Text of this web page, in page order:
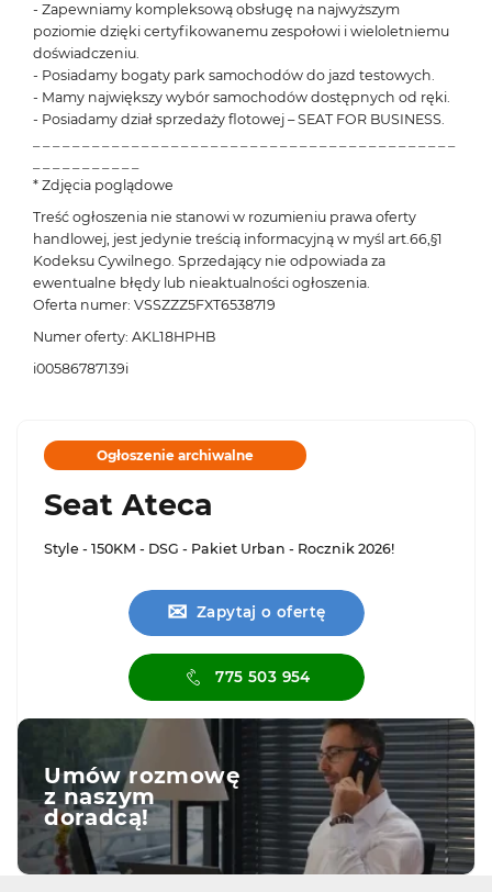
- Zapewniamy kompleksową obsługę na najwyższym
poziomie dzięki certyfikowanemu zespołowi i wieloletniemu
doświadczeniu.
- Posiadamy bogaty park samochodów do jazd testowych.
- Mamy największy wybór samochodów dostępnych od ręki.
- Posiadamy dział sprzedaży flotowej – SEAT FOR BUSINESS.
* Zdjęcia poglądowe
Treść ogłoszenia nie stanowi w rozumieniu prawa oferty
handlowej, jest jedynie treścią informacyjną w myśl art.66,§1
Kodeksu Cywilnego. Sprzedający nie odpowiada za
ewentualne błędy lub nieaktualności ogłoszenia.
Oferta numer: VSSZZZ5FXT6538719
Numer oferty: AKL18HPHB
i00586787139i
Ogłoszenie archiwalne
Seat Ateca
Style - 150KM - DSG - Pakiet Urban - Rocznik 2026!
✉ Zapytaj o ofertę
775 503 954
Umów rozmowę
z naszym
doradcą!